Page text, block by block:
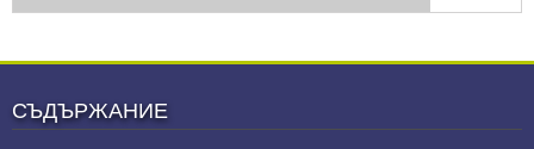
СЪДЪРЖАНИЕ